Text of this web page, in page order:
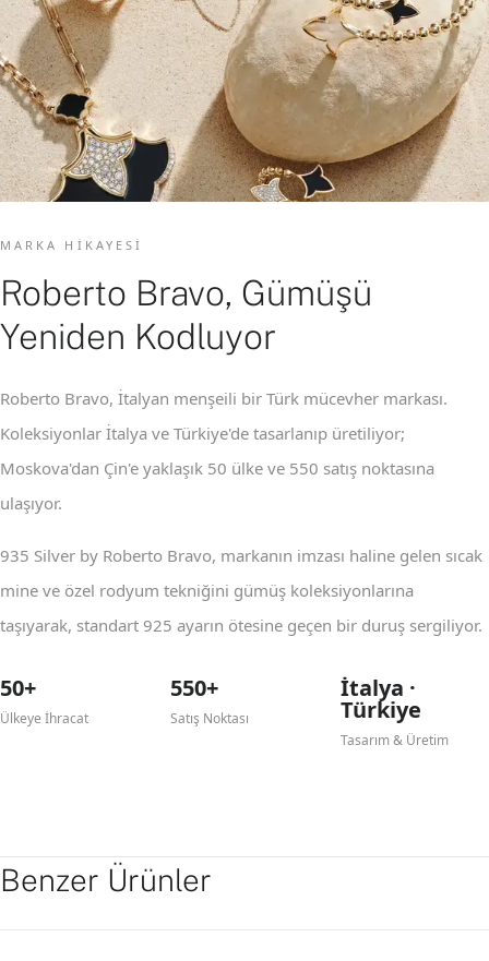
MARKA HIKAYESI
Roberto Bravo, Gümüşü
Yeniden Kodluyor
Roberto Bravo, İtalyan menşeili bir Türk mücevher markası.
Koleksiyonlar İtalya ve Türkiye'de tasarlanıp üretiliyor;
Moskova'dan Çin'e yaklaşık 50 ülke ve 550 satış noktasına
ulaşıyor.
935 Silver by Roberto Bravo, markanın imzası haline gelen sıcak
mine ve özel rodyum tekniğini gümüş koleksiyonlarına
taşıyarak, standart 925 ayarın ötesine geçen bir duruş sergiliyor.
50+
Ülkeye İhracat
550+
Satış Noktası
İtalya ·
Türkiye
Tasarım & Üretim
Benzer Ürünler